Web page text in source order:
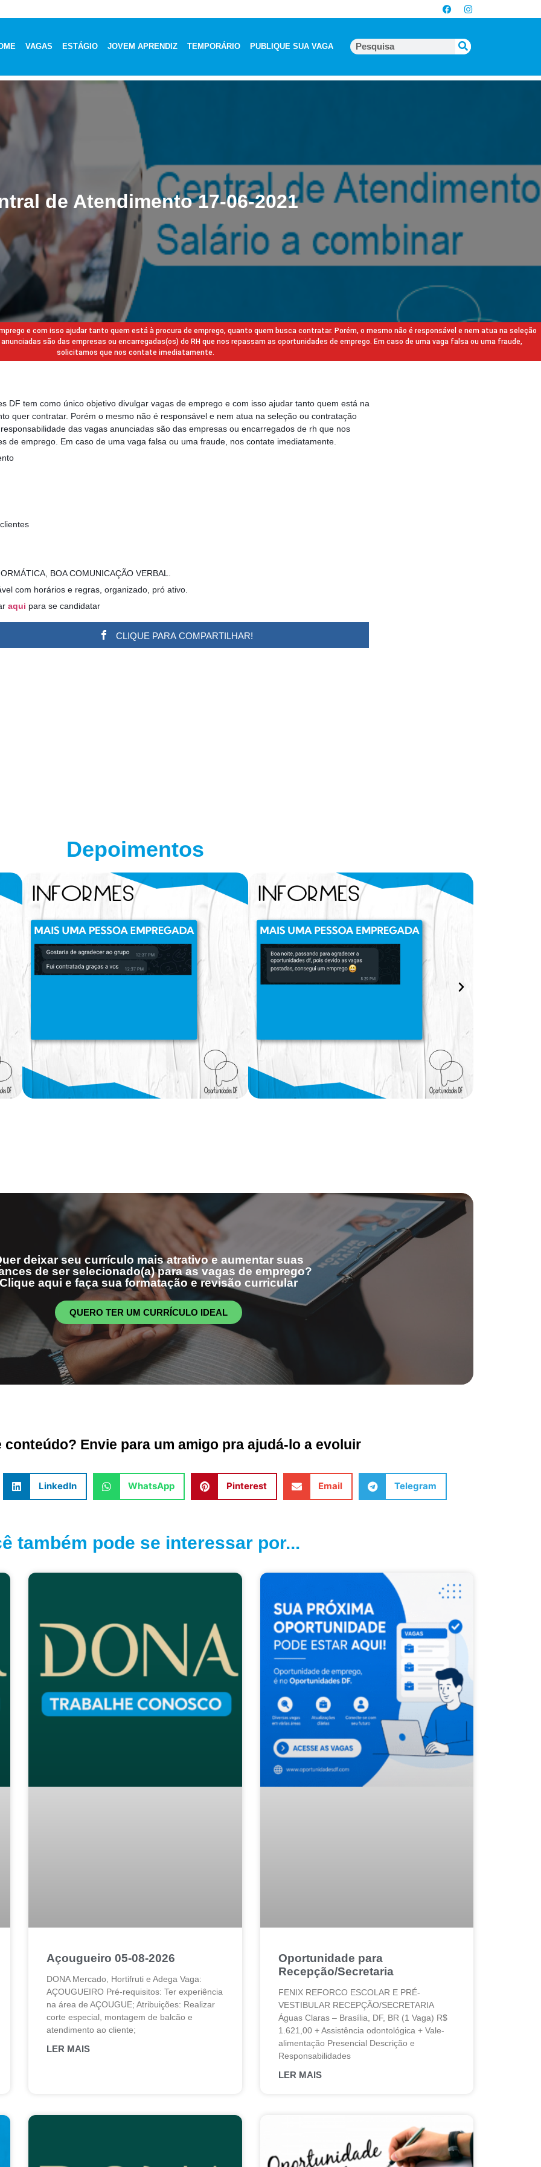
VAGAS ESTÁGIO JOVEM APRENDIZ TEMPORÁRIO PUBLIQUE SUA VAGA
de Atendimento 17-06-2021
e com isso ajudar tanto quem está à procura de emprego, quanto quem busca contratar. Porém, o mesmo não é responsável e nem atua na seleção
são das empresas ou encarregadas(os) do RH que nos repassam as oportunidades de emprego. Em caso de uma vaga falsa ou uma fraude,
solicitamos que nos contate imediatamente.
DF tem como único objetivo divulgar vagas de emprego e com isso ajudar tanto quem está na
quer contratar. Porém o mesmo não é responsável e nem atua na seleção ou contratação
das vagas anunciadas são das empresas ou encarregados de rh que nos
de emprego. Em caso de uma vaga falsa ou uma fraude, nos contate imediatamente.
BOA COMUNICAÇÃO VERBAL.
com horários e regras, organizado, pró ativo.
aqui para se candidatar
CLIQUE PARA COMPARTILHAR!
Depoimentos
deixar seu currículo mais atrativo e aumentar suas
de ser selecionado(a) para as vagas de emprego?
aqui e faça sua formatação e revisão curricular
QUERO TER UM CURRÍCULO IDEAL
conteúdo? Envie para um amigo pra ajudá-lo a evoluir
LinkedIn WhatsApp Pinterest Email Telegram
também pode se interessar por...
Açougueiro 05-08-2026
DONA Mercado, Hortifruti e Adega Vaga:
AÇOUGUEIRO Pré-requisitos: Ter experiência
na área de AÇOUGUE; Atribuições: Realizar
corte especial, montagem de balcão e
atendimento ao cliente;
LER MAIS
Oportunidade para
Recepção/Secretaria
FENIX REFORCO ESCOLAR E PRÉ-
VESTIBULAR RECEPÇÃO/SECRETARIA
Águas Claras – Brasília, DF, BR (1 Vaga) R$
1.621,00 + Assistência odontológica + Vale-
alimentação Presencial Descrição e
Responsabilidades
LER MAIS